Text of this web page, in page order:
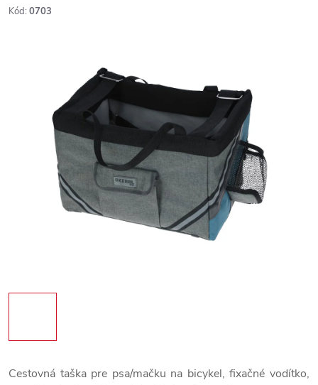
Kód: 0703
Cestovná taška pre psa/mačku na bicykel, fixačné vodítko,